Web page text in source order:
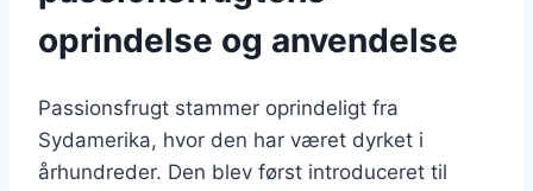
oprindelse og anvendelse
Passionsfrugt stammer oprindeligt fra
Sydamerika, hvor den har været dyrket i
århundreder. Den blev først introduceret til